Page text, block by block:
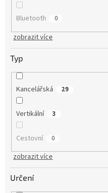
Bluetooth 0
zobrazit více
Typ
Kancelářská 29
Vertikální 3
Cestovní 0
zobrazit více
Určení